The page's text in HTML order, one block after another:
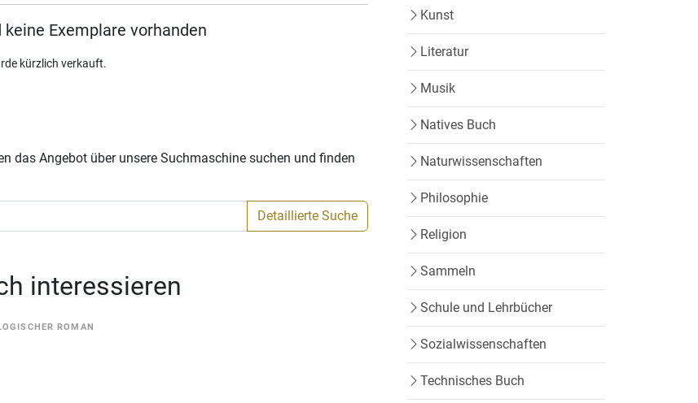
Exemplare vorhanden
kürzlich verkauft.
das Angebot über unsere Suchmaschine suchen und finden
Detaillierte Suche
interessieren
ROMAN
Kunst
Literatur
Musik
Natives Buch
Naturwissenschaften
Philosophie
Religion
Sammeln
Schule und Lehrbücher
Sozialwissenschaften
Technisches Buch